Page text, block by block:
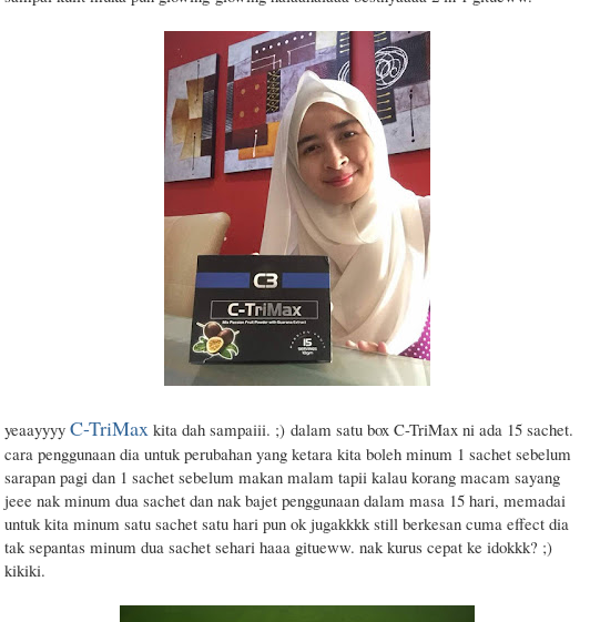
yeaayyyy C-TriMax kita dah sampaiii. ;) dalam satu box C-TriMax ni ada 15 sachet.
cara penggunaan dia untuk perubahan yang ketara kita boleh minum 1 sachet sebelum
sarapan pagi dan 1 sachet sebelum makan malam tapii kalau korang macam sayang
jeee nak minum dua sachet dan nak bajet penggunaan dalam masa 15 hari, memadai
untuk kita minum satu sachet satu hari pun ok jugakkkk still berkesan cuma effect dia
tak sepantas minum dua sachet sehari haaa gitueww. nak kurus cepat ke idokkk? ;)
kikiki.